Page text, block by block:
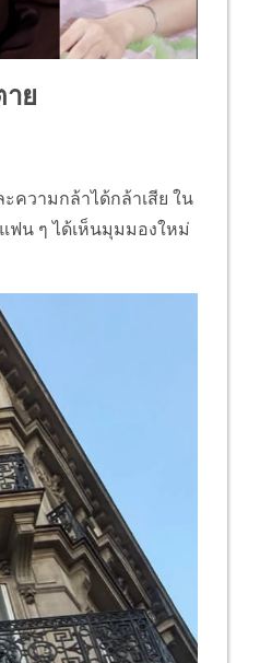
าย
ความกล้าได้กล้าเสีย ใน
ฟน ๆ ได้เห็นมุมมองใหม่